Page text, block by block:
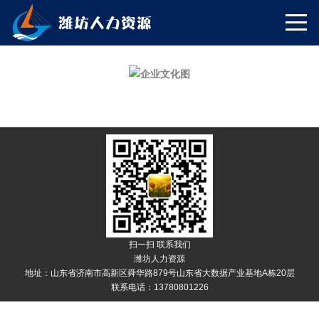
扫一扫 联系我们
潍坊人力资源
地址：山东省济南市高新区舜华路879号山东省大数据产业基地A栋20层
联系电话：13780801226